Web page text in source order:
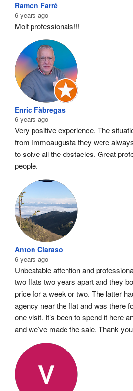
Ramon Farré
6 years ago
Molt professionals!!!
Enric Fàbregas
6 years ago
Very positive experience. The
from Immoaugusta they were
to solve all the obstacles. Great
people.
Anton Claraso
6 years ago
Unbeatable attention and
two flats two years apart and they
price for a week or two. The latter
agency near the flat and was there
one visit. It’s been to spend it here
and we’ve made the sale. Thank